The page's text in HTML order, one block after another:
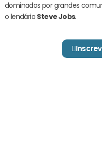
dominados por grandes
o lendário Steve Jobs.